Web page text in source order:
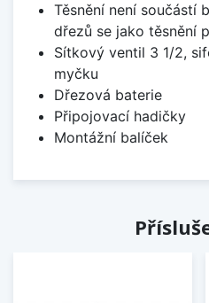
Těsnění není součástí
dřezů se jako těsnění
Sítkový ventil 3 1/2,
myčku
Dřezová baterie
Připojovací hadičky
Montážní balíček